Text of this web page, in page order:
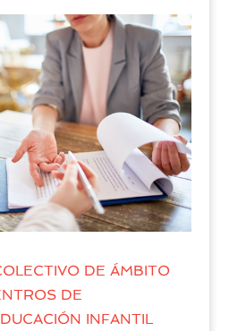
DE ÁMBITO
DE
INFANTIL